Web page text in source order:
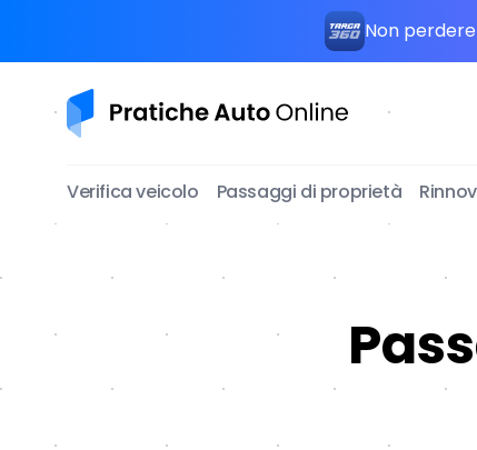
Non
Pratiche Auto Online
Verifica veicolo Passaggi di proprietà